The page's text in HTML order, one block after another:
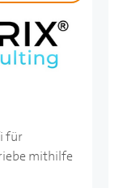
für
mithilfe